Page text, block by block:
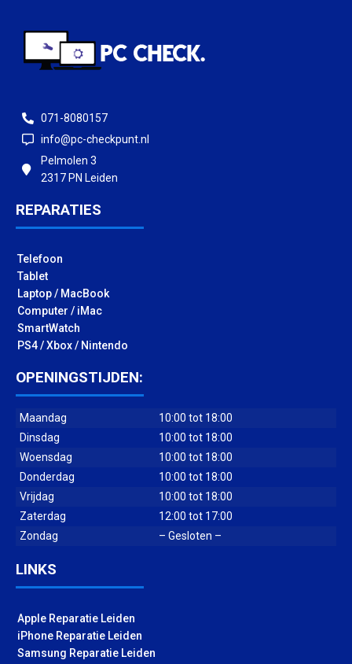
071-8080157
info@pc-checkpunt.nl
Pelmolen 3
2317 PN Leiden
REPARATIES
Telefoon
Tablet
Laptop / MacBook
Computer / iMac
SmartWatch
PS4 / Xbox / Nintendo
OPENINGSTIJDEN:
Maandag
10:00 tot 18:00
Dinsdag
10:00 tot 18:00
Woensdag
10:00 tot 18:00
Donderdag
10:00 tot 18:00
Vrijdag
10:00 tot 18:00
Zaterdag
12:00 tot 17:00
Zondag
– Gesloten –
LINKS
Apple Reparatie Leiden
iPhone Reparatie Leiden
Samsung Reparatie Leiden